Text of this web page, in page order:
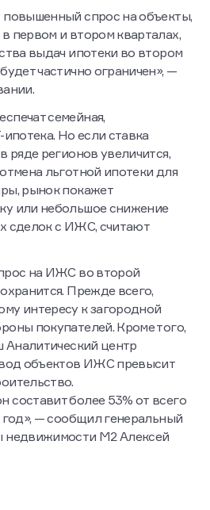
повышенный спрос на объекты,
первом и втором кварталах,
выдач ипотеки во втором
частично ограничен», —
семейная,
Но если ставка
ряде регионов увеличится,
льготной ипотеки для
рынок покажет
или небольшое снижение
сделок с ИЖС, считают
на ИЖС во второй
Прежде всего,
интересу к загородной
покупателей. Кроме того,
Аналитический центр
объектов ИЖС превысит
более 53% от всего
год», — сообщил генеральный
недвижимости М2 Алексей